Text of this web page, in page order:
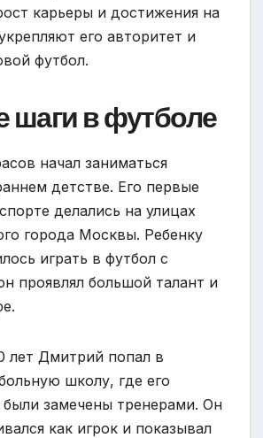
карьеры и достижения на
его авторитет и
футбол.
шаги в футболе
начал заниматься
детстве. Его первые
делались на улицах
города Москвы. Ребенку
играть в футбол с
проявлял большой талант и
лет Дмитрий попал в
школу, где его
были замечены тренерами. Он
как игрок и показывал